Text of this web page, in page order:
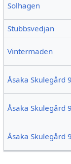
Solhagen
Stubbsvedjan
Vintermaden
Åsaka Skulegård
Åsaka Skulegård
Åsaka Skulegård